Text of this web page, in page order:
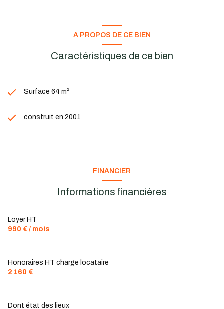
A PROPOS DE CE BIEN
Caractéristiques de ce bien
Surface 64 m²
construit en 2001
FINANCIER
Informations financières
Loyer HT
990 € / mois
Honoraires HT charge locataire
2 160 €
Dont état des lieux